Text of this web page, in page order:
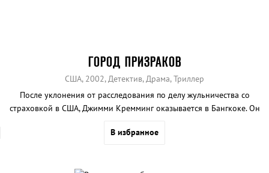
ГОРОД ПРИЗРАКОВ
США, 2002, Детектив, Драма, Триллер
После уклонения от расследования по делу жульничества со
страховкой в США, Джимми Кремминг оказывается в Бангкоке. Он
решает отправиться на его поиски.
В избранное